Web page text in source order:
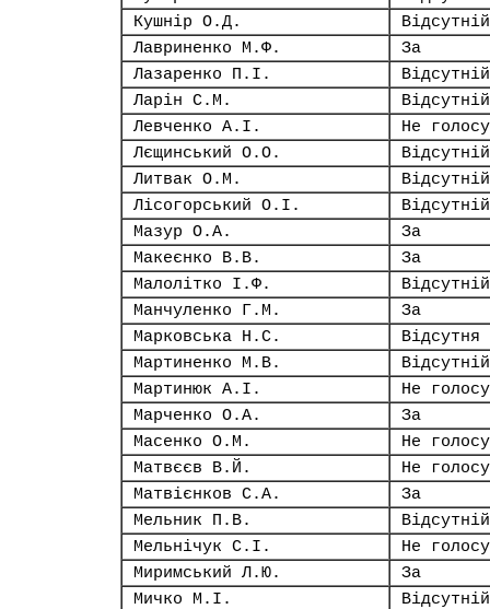
Кушнір О.Д.
Відсутній
Лавриненко М.Ф.
За
Лазаренко П.І.
Відсутній
Ларін С.М.
Відсутній
Левченко А.І.
Не
Лєщинський О.О.
Відсутній
Литвак О.М.
Відсутній
Лісогорський О.І.
Відсутній
Мазур О.А.
За
Макеєнко В.В.
За
Малолітко І.Ф.
Відсутній
Манчуленко Г.М.
За
Марковська Н.С.
Відсутня
Мартиненко М.В.
Відсутній
Мартинюк А.І.
Не
Марченко О.А.
За
Масенко О.М.
Не
Матвєєв В.Й.
Не
Матвієнков С.А.
За
Мельник П.В.
Відсутній
Мельнічук С.І.
Не
Миримський Л.Ю.
За
Мичко М.І.
Відсутній